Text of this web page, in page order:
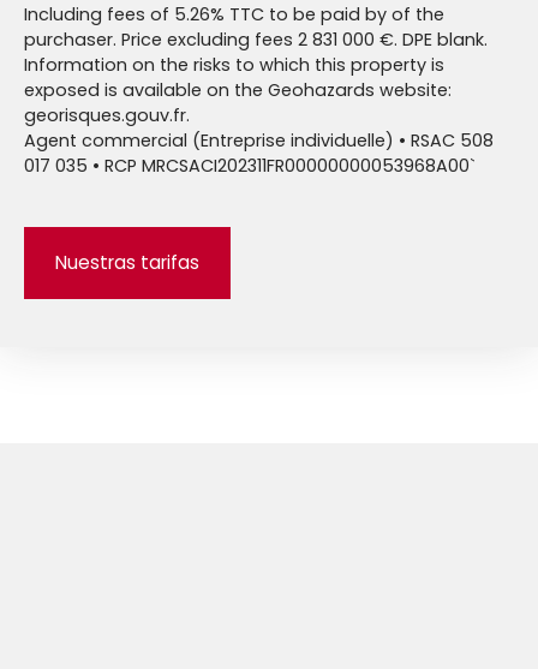
Including fees of 5.26% TTC to be paid by of the
purchaser. Price excluding fees 2 831 000 €. DPE blank.
Information on the risks to which this property is
exposed is available on the Geohazards website:
georisques.gouv.fr.
Agent commercial (Entreprise individuelle) • RSAC 508
017 035 • RCP MRCSACI202311FR00000000053968A00`
Nuestras tarifas